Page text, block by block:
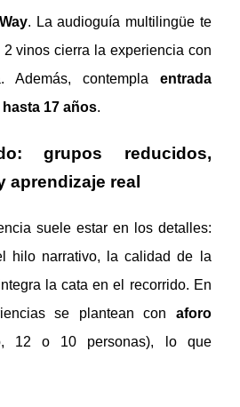
. La audioguía multilingüe te
vinos cierra la experiencia con
Además, contempla entrada
17 años.
grupos reducidos,
aprendizaje real
suele estar en los detalles:
hilo narrativo, la calidad de la
la cata en el recorrido. En
se plantean con aforo
12 o 10 personas), lo que